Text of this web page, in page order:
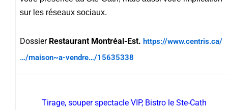
sur les réseaux sociaux.
Dossier Restaurant Montréal-Est. https://www.centris.ca/
…/maison~a-vendre…/15635338
Tirage, souper spectacle VIP, Bistro le Ste-Cath